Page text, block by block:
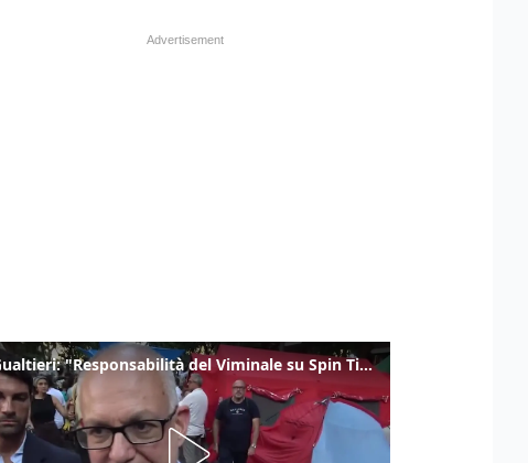
Gualtieri: "Responsabilità del Viminale su Spin Time? La posizione dei partiti è nota"